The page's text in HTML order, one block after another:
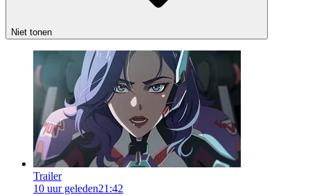
Niet tonen
Trailer
10 uur geleden21:42